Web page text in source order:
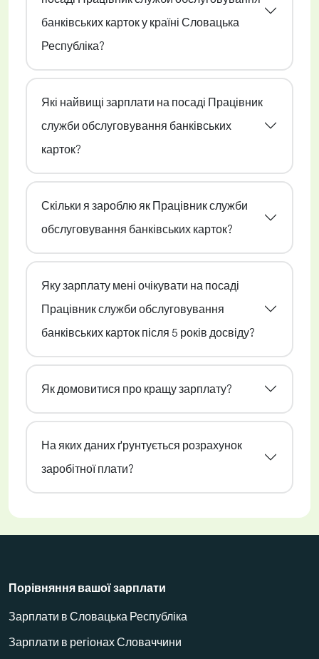
банківських карток у країні Словацька
Республіка?
Які найвищі зарплати на посаді Працівник
служби обслуговування банківських
карток?
Скільки я зароблю як Працівник служби
обслуговування банківських карток?
Яку зарплату мені очікувати на посаді
Працівник служби обслуговування
банківських карток після 5 років досвіду?
Як домовитися про кращу зарплату?
На яких даних ґрунтується розрахунок
заробітної плати?
Порівняння вашої зарплати
Зарплати в Словацька Республіка
Зарплати в регіонах Словаччини